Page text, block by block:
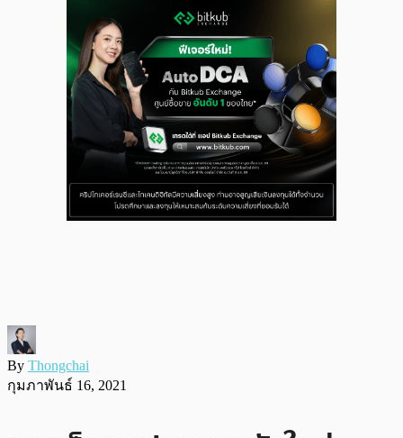
By Thongchai
กุมภาพันธ์ 16, 2021